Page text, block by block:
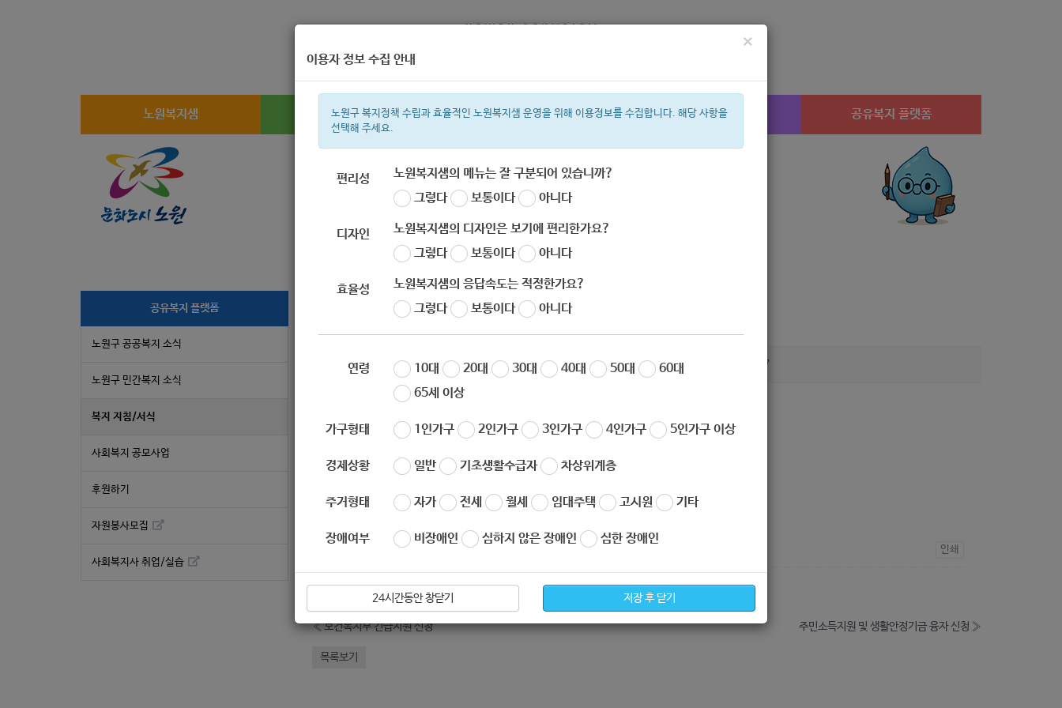
노원복지샘 복지정보 복지서비스 신청 복지시설찾기 공유복지 플랫폼
복지관 지원금 이용시설 ìº 성민복지관 신장 휠체어 수당
×
이용자 정보 수집 안내
노원구 복지정책 수립과 효율적인 노원복지샘 운영을 위해 이용정보를 수집합니다. 해당 사항을
선택해 주세요.
편리성
노원복지샘의 메뉴는 잘 구분되어 있습니까?
그렇다
보통이다 아니다
디자인
노원복지샘의 디자인은 보기에 편리한가요?
그렇다
보통이다 아니다
효율성
노원복지샘의 응답속도는 적정한가요?
그렇다
보통이다 아니다
연령 10대 20대 30대 40대 50대
60대
65세 이상
가구형태 1인가구 2인가구 3인가구 4인가구 5인가구 이상
경제상황 일반 기초생활수급자 차상위계층
주거형태 자가 전세 월세 임대주택 고시원 기타
장애여부 비장애인 심하지 않은 장애인 심한 장애인
24시간동안 창닫기 저장 후 닫기
공유복지 플랫폼
노원구 공공복지 소식
노원구 민간복지 소식
복지 지침/서식
사회복지 공모사업
후원하기
자원봉사모집
사회복지사 취업/실습
서식 작성자 노원 복지샘 작성일 2019-12-23 14:18 437
싫어요 인쇄
2019-서울형긴급복지-서식.hwp
«보건복지부 긴급지원 신청 주민소득지원 및 생활안정기금 융자 신청 »
목록보기